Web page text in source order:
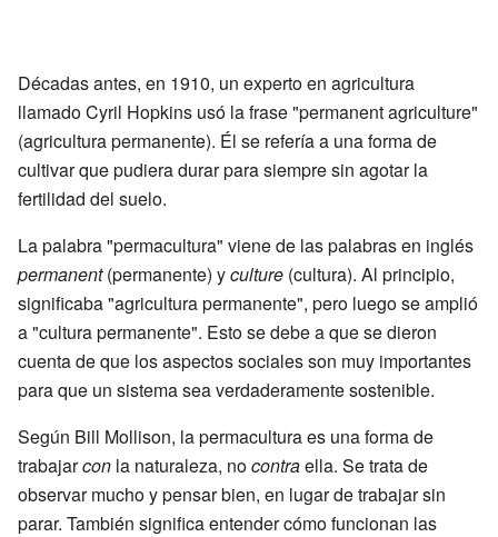
Décadas antes, en 1910, un experto en agricultura
llamado Cyril Hopkins usó la frase "permanent agriculture"
(agricultura permanente). Él se refería a una forma de
cultivar que pudiera durar para siempre sin agotar la
fertilidad del suelo.
La palabra "permacultura" viene de las palabras en inglés
permanent(permanente) yculture (cultura). Al principio,
significaba "agricultura permanente", pero luego se amplió
a "cultura permanente". Esto se debe a que se dieron
cuenta de que los aspectos sociales son muy importantes
para que un sistema sea verdaderamente sostenible.
Según Bill Mollison, la permacultura es una forma de
trabajarcon la naturaleza, nocontraella. Se trata de
observar mucho y pensar bien, en lugar de trabajar sin
parar. También significa entender cómo funcionan las